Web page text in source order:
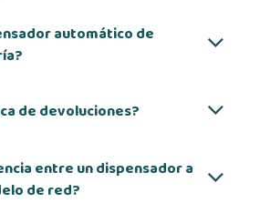
automático de
de devoluciones?
entre un dispensador a
de red?